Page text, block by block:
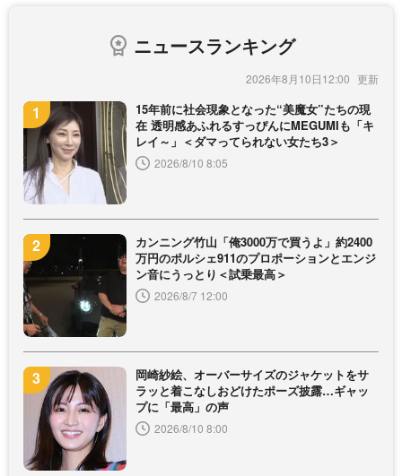
ニュースランキング
2026年8月10日12:00
15年前に社会現象となった“美魔女”たちの現
在 透明感あふれるすっぴんにMEGUMIも「キ
レイ～」＜ダマってられない女たち3＞
2026/8/10 8:05
カンニング竹山「俺3000万で買うよ」約2400
万円のポルシェ911のプロポーションとエンジ
ン音にうっとり＜試乗最高＞
2026/8/7 12:00
岡崎紗絵、オーバーサイズのジャケットをサ
ラッと着こなしおどけたポーズ披露…ギャッ
プに「最高」の声
2026/8/10 8:00